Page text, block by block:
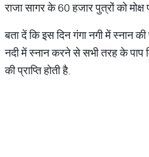
राजा सागर के 60 हजार पुत्रों को मोक्ष
बता दें कि इस दिन गंगा नगी में स्नान
नदी में स्नान करने से सभी तरह के पाप
की प्राप्ति होती है.